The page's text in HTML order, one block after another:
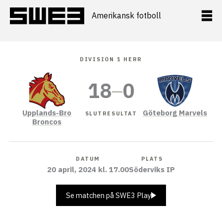
innehåll
Amerikansk fotboll
DIVISION 1 HERR
Upplands-Bro
Broncos
18–0
SLUTRESULTAT Göteborg Marvels
DATUM
20 april, 2024 kl. 17.00
PLATS
Söderviks IP
Se matchen på SWE3 Play